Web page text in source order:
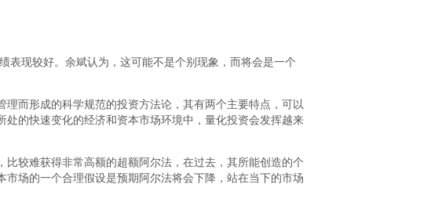
表现较好。余斌认为，这可能不是个别现象，而将会是一个
而形成的科学规范的投资方法论，其有两个主要特点，可以
的快速变化的经济和资本市场环境中，量化投资会发挥越来
较难获得非常高额的超额阿尔法，在过去，其所能创造的个
场的一个合理假设是预期阿尔法将会下降，站在当下的市场